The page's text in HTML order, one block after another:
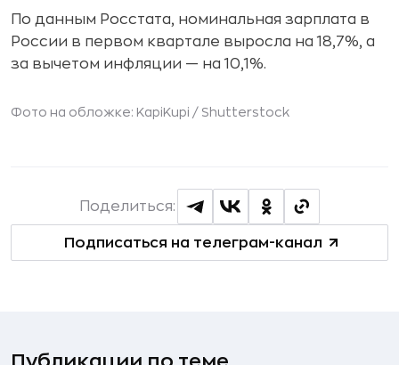
По данным Росстата, номинальная зарплата в
России в первом квартале выросла на 18,7%, а
за вычетом инфляции — на 10,1%.
Фото на обложке: KapiKupi / Shutterstock
Подписаться на телеграм-канал
Поделиться: